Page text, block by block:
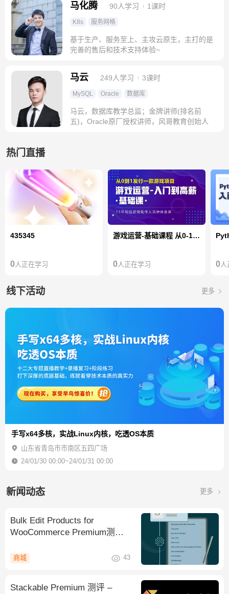
马化腾 90人学习 1课时
K8s 服务网格
基于生产、服务至上、主攻云原生，主打的是
完善的售后和技术支持体验~
马云 249人学习 3课时
MySQL Oracle 数据库
马云，数据库教学总监；金牌讲师(排名前
五)，Oracle原厂授权讲师，风哥教育创始人
热门直播
435345
0 人正在学习
游戏运营-基础课程 从0-1发行一款游戏项目
0 人正在学习 0
线下活动 更多
手写x64多核，实战Linux内核，吃透OS本质
山东省青岛市市南区五四广场
24/01/30 00:00~24/01/31 00:00
新闻动态 更多
Bulk Edit Products for
WooCommerce Premium测评-
商城 43
Stackable Premium 测评 –